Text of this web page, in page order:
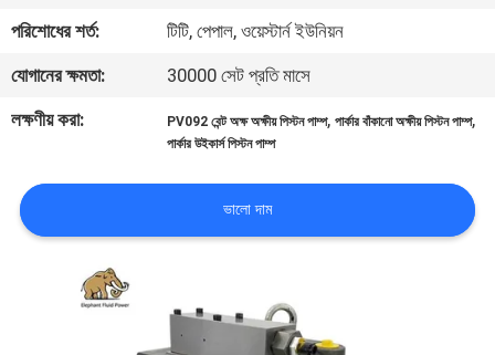
যোগাযোগ
করুন
কেস
পরিশোধের শর্ত:
টিটি, পেপাল, ওয়েস্টার্ন ইউনিয়ন
যোগানের ক্ষমতা:
30000 সেট প্রতি মাসে
লক্ষণীয় করা:
PV092 বেন্ট অক্ষ অক্ষীয় পিস্টন পাম্প,পার্কার বাঁকানো অক্ষীয় পিস্টন পাম্প,
পার্কার উইকার্স পিস্টন পাম্প
ভালো দাম